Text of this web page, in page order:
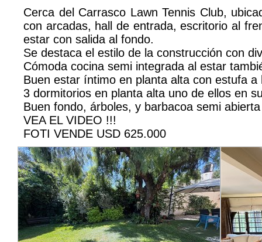
Cerca del Carrasco Lawn Tennis Club,
con arcadas, hall de entrada, escritorio al
estar con salida al fondo.
Se destaca el estilo de la construcción con
Cómoda cocina semi integrada al estar
Buen estar íntimo en planta alta con estufa a
3 dormitorios en planta alta uno de ellos en
Buen fondo, árboles, y barbacoa semi
VEA EL VIDEO !!!
FOTI VENDE USD 625.000